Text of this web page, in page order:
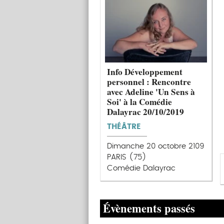
Info Développement
personnel : Rencontre
avec Adeline 'Un Sens à
Soi' à la Comédie
Dalayrac 20/10/2019
THÉÂTRE
Dimanche 20 octobre 2109
PARIS (75)
Comédie Dalayrac
Évènements passés